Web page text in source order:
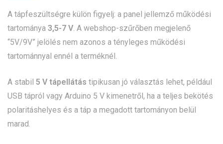
A tápfeszültségre külön figyelj: a panel jellemző működési
tartománya 3,5-7 V. A webshop-szűrőben megjelenő
“5V/9V” jelölés nem azonos a tényleges működési
tartománnyal ennél a terméknél.
A stabil 5 V tápellátás tipikusan jó választás lehet, például
USB tápról vagy Arduino 5 V kimenetről, ha a teljes bekötés
polaritáshelyes és a táp a megadott tartományon belül
marad.